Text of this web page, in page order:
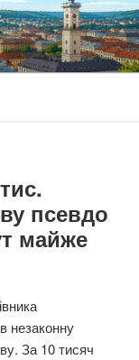
псевдо
майже
незаконну
За 10 тисяч